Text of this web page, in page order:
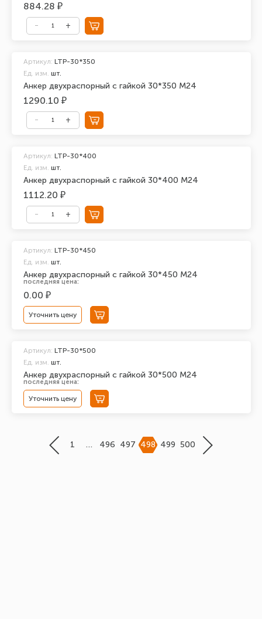
884.28 ₽
Анкер двухраспорный с гайкой 30*350 М24
Артикул: LTP-30*350
Ед. изм. шт.
1290.10 ₽
Анкер двухраспорный с гайкой 30*400 М24
Артикул: LTP-30*400
Ед. изм. шт.
1112.20 ₽
Анкер двухраспорный с гайкой 30*450 М24
Артикул: LTP-30*450
Ед. изм. шт.
последняя цена:
0.00 ₽
Уточнить цену
Анкер двухраспорный с гайкой 30*500 М24
Артикул: LTP-30*500
Ед. изм. шт.
последняя цена:
Уточнить цену
1 … 496 497 498 499 500